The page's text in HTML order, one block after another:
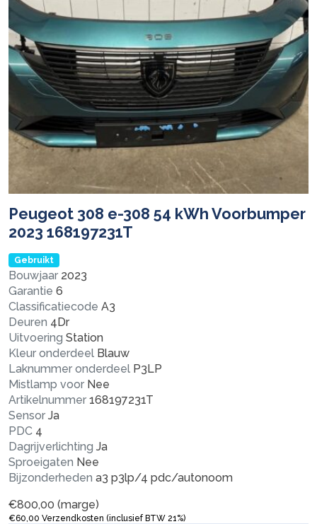
Peugeot 308 e-308 54 kWh Voorbumper
2023 168197231T
Gebruikt
Bouwjaar 2023
Garantie 6
Classificatiecode A3
Deuren 4Dr
Uitvoering Station
Kleur onderdeel Blauw
Laknummer onderdeel P3LP
Mistlamp voor Nee
Artikelnummer 168197231T
Sensor Ja
PDC 4
Dagrijverlichting Ja
Sproeigaten Nee
Bijzonderheden a3 p3lp/4 pdc/autonoom
€800,00 (marge)
€60,00 Verzendkosten (inclusief BTW 21%)